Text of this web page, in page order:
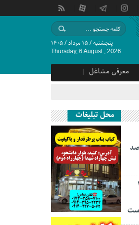
پنجشنبه / ۱۵ مرداد / ۱۴۰۵
Thursday, 6 August , 2026
معرفی مشاغل
۱۷ درصد
۱۱
محل تبلیغات